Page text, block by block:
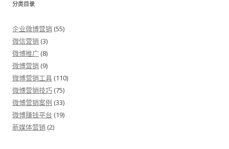
分类目录
企业微博营销 (55)
微信营销 (3)
微博推广 (8)
微博营销 (9)
微博营销工具 (110)
微博营销技巧 (75)
微博营销案例 (33)
微博赚钱平台 (19)
新媒体营销 (2)